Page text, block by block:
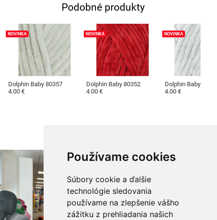
Používame cookies
Súbory cookie a ďalšie
technológie sledovania
používame na zlepšenie vášho
zážitku z prehliadania našich
Podobné produkty
Dolphin Baby 80357
NOVINKA
4.00 €
Dolphin Baby 80352
NOVINKA
4.00 €
Dolphin Baby
NOVINKA
4.00 €